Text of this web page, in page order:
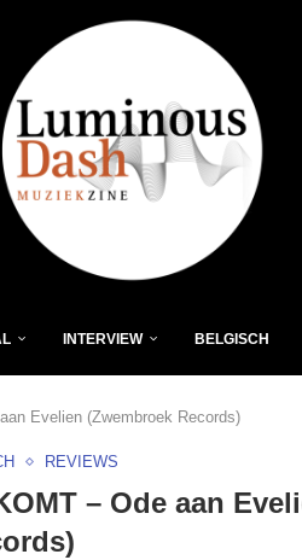
INTERVIEW BELGISCH
Evelien (Zwembroek Records)
REVIEWS
– Ode aan